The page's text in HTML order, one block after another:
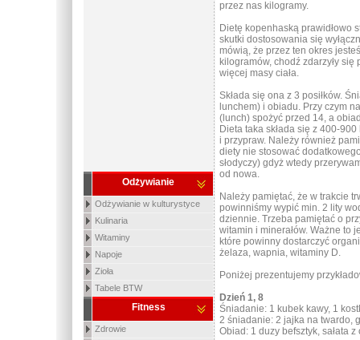
Odżywianie
Odżywianie w kulturystyce
Kulinaria
Witaminy
Napoje
Zioła
Tabele BTW
Fitness
Zdrowie
przez nas kilogramy.
Dietę kopenhaską prawidłowo
skutki dostosowania się
mówią, że przez ten okres
kilogramów, chodź zdarzyły
więcej masy ciała.
Składa się ona z 3 posiłków.
lunchem) i obiadu. Przy czym
(lunch) spożyć przed 14, a
Dieta taka składa się z 400-
i przypraw. Należy również
diety nie stosować
słodyczy) gdyż wtedy
od nowa.
Należy pamiętać, że w trakcie
powinniśmy wypić min. 2 lity
dziennie. Trzeba pamiętać o
witamin i minerałów. Ważne to
które powinny dostarczyć
żelaza, wapnia, witaminy D.
Poniżej prezentujemy
Dzień 1, 8
Śniadanie: 1 kubek kawy, 1
2 śniadanie: 2 jajka na twardo,
Obiad: 1 duzy befsztyk, sałata